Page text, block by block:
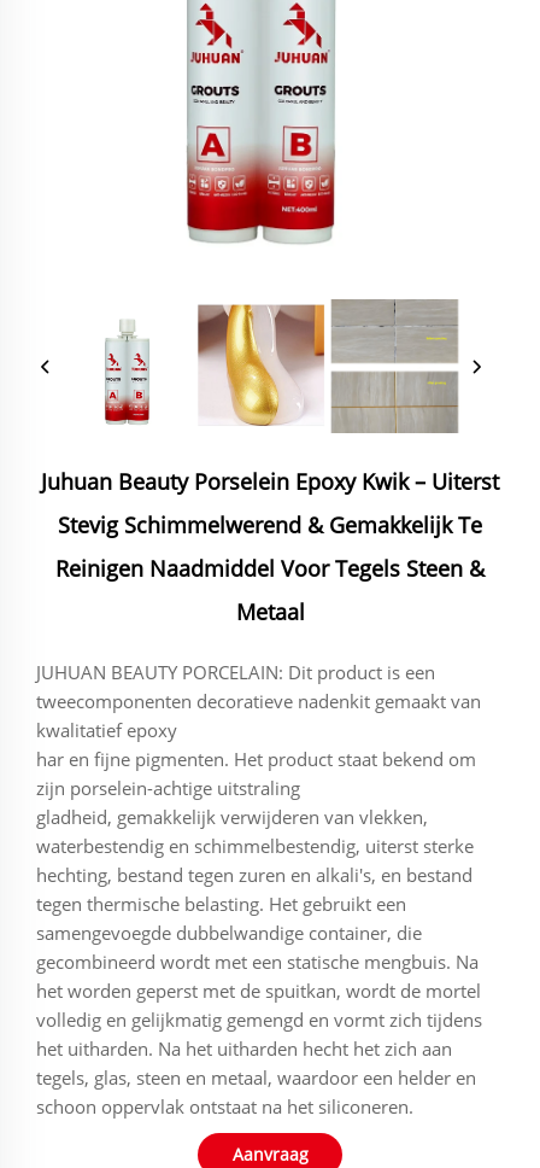
Juhuan Beauty Porselein Epoxy Kwik – Uiterst
Stevig Schimmelwerend & Gemakkelijk Te
Reinigen Naadmiddel Voor Tegels Steen &
Metaal
JUHUAN BEAUTY PORCELAIN: Dit product is een
tweecomponenten decoratieve nadenkit gemaakt van
kwalitatief epoxy
har en fijne pigmenten. Het product staat bekend om
zijn porselein-achtige uitstraling
gladheid, gemakkelijk verwijderen van vlekken,
waterbestendig en schimmelbestendig, uiterst sterke
hechting, bestand tegen zuren en alkali's, en bestand
tegen thermische belasting. Het gebruikt een
samengevoegde dubbelwandige container, die
gecombineerd wordt met een statische mengbuis. Na
het worden geperst met de spuitkan, wordt de mortel
volledig en gelijkmatig gemengd en vormt zich tijdens
het uitharden. Na het uitharden hecht het zich aan
tegels, glas, steen en metaal, waardoor een helder en
schoon oppervlak ontstaat na het siliconeren.
Aanvraag